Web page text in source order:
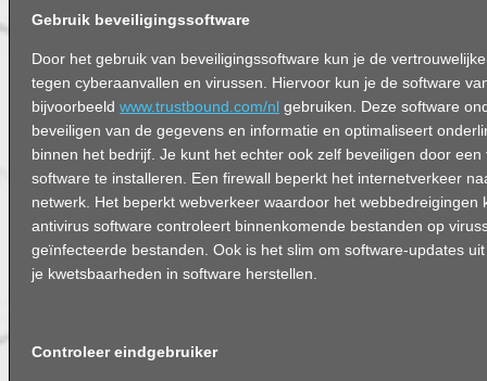
Gebruik beveiligingssoftware
Door het gebruik van beveiligingssoftware kun je de
tegen cyberaanvallen en virussen. Hiervoor kun je de software
bijvoorbeeld www.trustbound.com/nl gebruiken. Deze software
beveiligen van de gegevens en informatie en optimaliseert
binnen het bedrijf. Je kunt het echter ook zelf beveiligen door een
software te installeren. Een firewall beperkt het internetverkeer
netwerk. Het beperkt webverkeer waardoor het webbedreigingen
antivirus software controleert binnenkomende bestanden op
geïnfecteerde bestanden. Ook is het slim om software-updates
je kwetsbaarheden in software herstellen.
Controleer eindgebruiker